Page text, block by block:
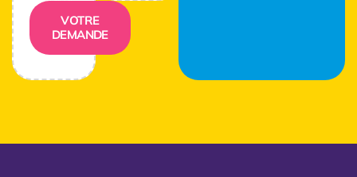
VOTRE
DEMANDE